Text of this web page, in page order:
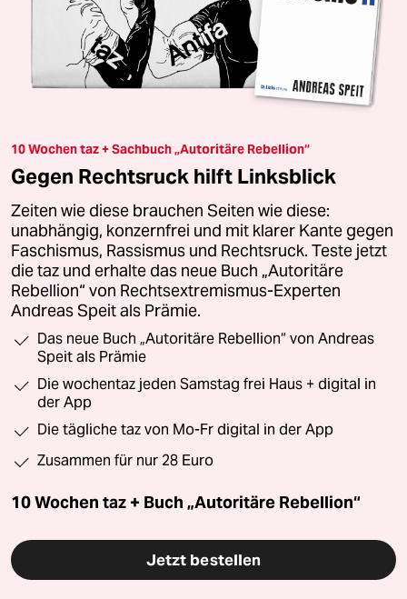
10 Wochen taz + Sachbuch „Autoritäre Rebellion“
Gegen Rechtsruck hilft Linksblick
Zeiten wie diese brauchen Seiten wie diese:
unabhängig, konzernfrei und mit klarer Kante gegen
Faschismus, Rassismus und Rechtsruck. Teste jetzt
die taz und erhalte das neue Buch „Autoritäre
Rebellion“ von Rechtsextremismus-Experten
Andreas Speit als Prämie.
Das neue Buch „Autoritäre Rebellion“ von Andreas
Speit als Prämie
Die wochentaz jeden Samstag frei Haus + digital in
der App
Die tägliche taz von Mo-Fr digital in der App
Zusammen für nur 28 Euro
10 Wochen taz + Buch „Autoritäre Rebellion“
Jetzt bestellen